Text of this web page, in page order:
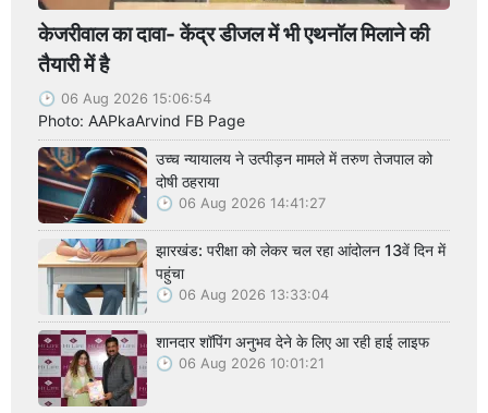
केजरीवाल का दावा- केंद्र डीजल में भी एथनॉल मिलाने की
तैयारी में है
06 Aug 2026 15:06:54
Photo: AAPkaArvind FB Page
उच्च न्यायालय ने उत्पीड़न मामले में तरुण तेजपाल को
दोषी ठहराया
06 Aug 2026 14:41:27
झारखंड: परीक्षा को लेकर चल रहा आंदोलन 13वें दिन में
पहुंचा
06 Aug 2026 13:33:04
शानदार शॉपिंग अनुभव देने के लिए आ रही हाई लाइफ
06 Aug 2026 10:01:21